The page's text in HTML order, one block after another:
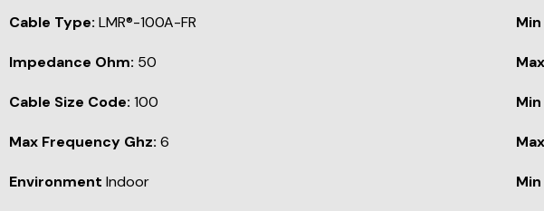
Cable Type: LMR®-100A-FR
Impedance Ohm: 50
Cable Size Code: 100
Max Frequency Ghz: 6
Environment Indoor